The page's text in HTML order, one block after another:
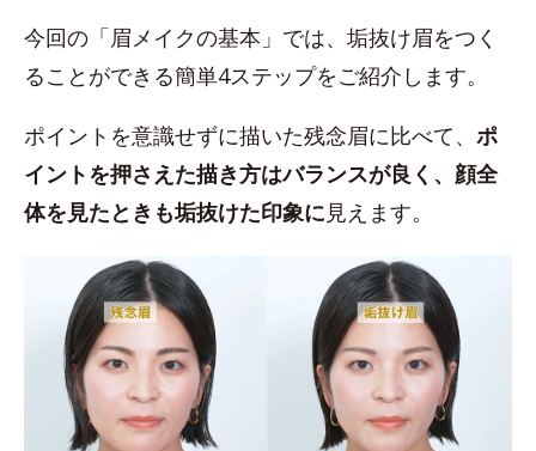
今回の「眉メイクの基本」では、垢抜け眉をつく
ることができる簡単4ステップをご紹介します。
ポイントを意識せずに描いた残念眉に比べて、 ポ
イントを押さえた描き方はバランスが良く、顔全
体を見たときも垢抜けた印象に見えます。